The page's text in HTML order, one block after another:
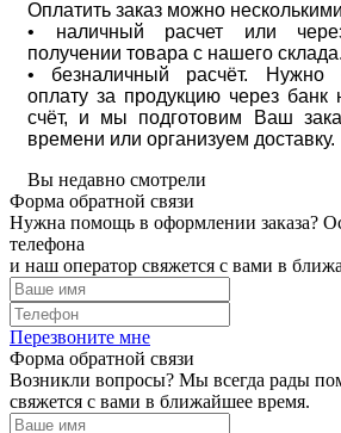
Оплатить заказ можно
• наличный расчет или
получении товара с нашего
• безналичный расчёт. Нужно
оплату за продукцию через
счёт, и мы подготовим Ваш
времени или организуем доставку.
Вы недавно смотрели
Форма обратной связи
Нужна помощь в оформлении заказа?
телефона
и наш оператор свяжется с вами в
Перезвоните мне
Форма обратной связи
Возникли вопросы? Мы всегда рады
свяжется с вами в ближайшее время.